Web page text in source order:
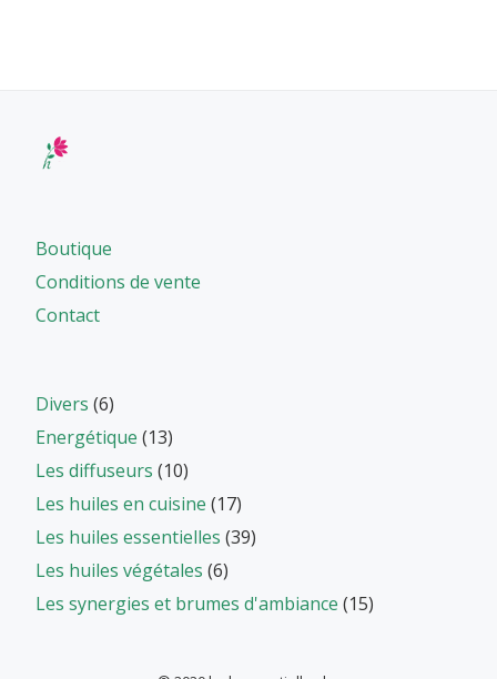
Boutique
Conditions de vente
Contact
Divers (6)
Energétique (13)
Les diffuseurs (10)
Les huiles en cuisine (17)
Les huiles essentielles (39)
Les huiles végétales (6)
Les synergies et brumes d'ambiance (15)